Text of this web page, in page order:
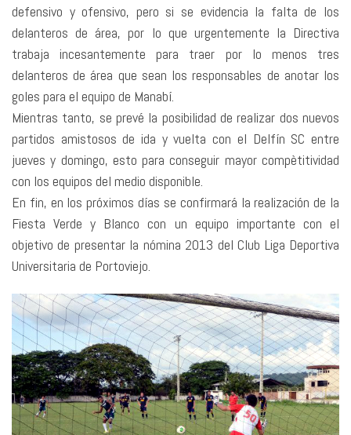
defensivo y ofensivo, pero si se evidencia la falta de los
delanteros de área, por lo que urgentemente la Directiva
trabaja incesantemente para traer por lo menos tres
delanteros de área que sean los responsables de anotar los
goles para el equipo de Manabí.
Mientras tanto, se prevé la posibilidad de realizar dos nuevos
partidos amistosos de ida y vuelta con el Delfín SC entre
jueves y domingo, esto para conseguir mayor compètitividad
con los equipos del medio disponible.
En fin, en los próximos días se confirmará la realización de la
Fiesta Verde y Blanco con un equipo importante con el
objetivo de presentar la nómina 2013 del Club Liga Deportiva
Universitaria de Portoviejo.